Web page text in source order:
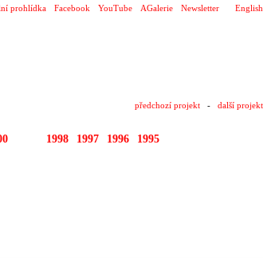
English
prohlídka Facebook YouTube AGalerie Newsletter
předchozí projekt - další projekt
1998 1997 1996 1995